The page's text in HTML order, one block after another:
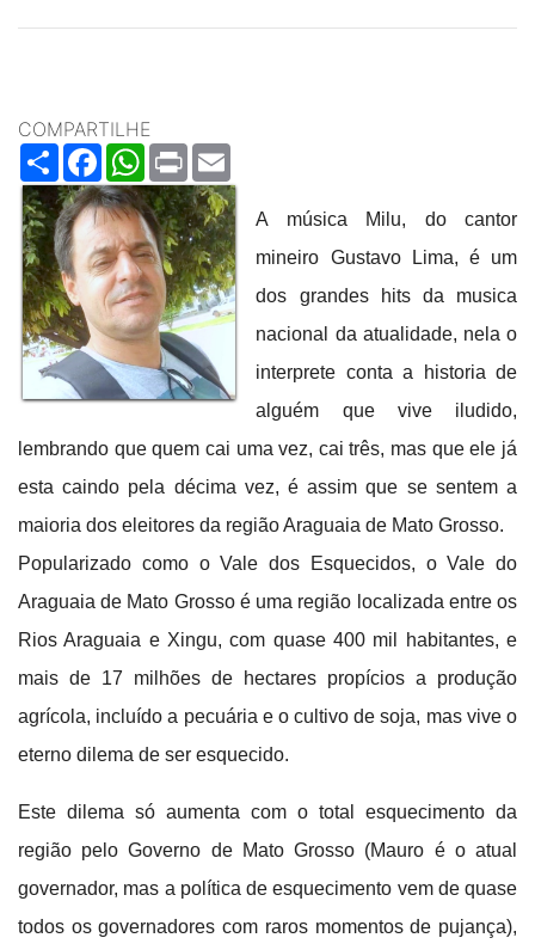
COMPARTILHE
ShareFacebookWhatsApp
Print
A música Milu, do cantor
mineiro Gustavo Lima, é um
dos grandes hits da musica
nacional da atualidade, nela o
interprete conta a historia de
alguém que vive iludido,
lembrando que quem cai uma vez, cai três, mas que ele já
esta caindo pela décima vez, é assim que se sentem a
maioria dos eleitores da região Araguaia de Mato Grosso.
Popularizado como o Vale dos Esquecidos, o Vale do
Araguaia de Mato Grosso é uma região localizada entre os
Rios Araguaia e Xingu, com quase 400 mil habitantes, e
mais de 17 milhões de hectares propícios a produção
agrícola, incluído a pecuária e o cultivo de soja, mas vive o
eterno dilema de ser esquecido.
Este dilema só aumenta com o total esquecimento da
região pelo Governo de Mato Grosso (Mauro é o atual
governador, mas a política de esquecimento vem de quase
todos os governadores com raros momentos de pujança),